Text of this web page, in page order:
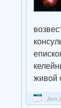
живой
Дата